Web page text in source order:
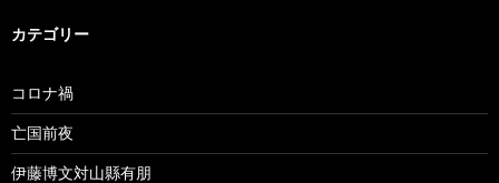
カテゴリー
コロナ禍
亡国前夜
伊藤博文対山縣有朋